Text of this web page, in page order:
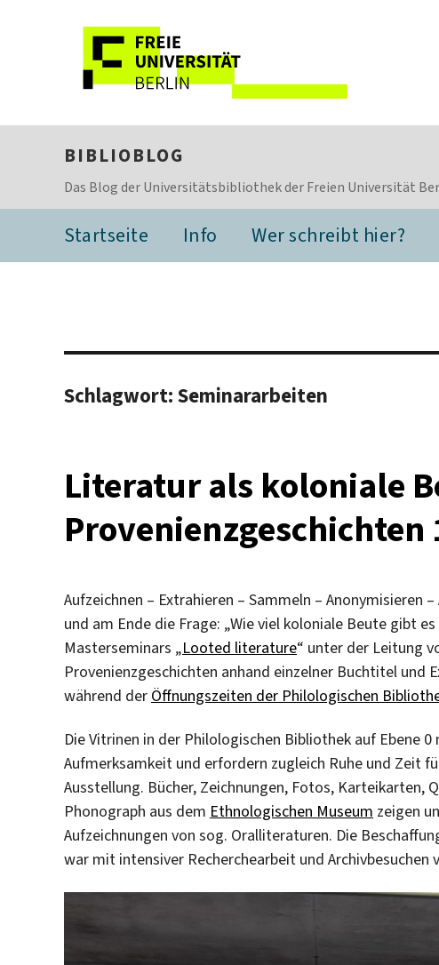
BIBLIOBLOG
Das Blog der Universitätsbibliothek der Freien Universität
Startseite Info Wer schreibt hier?
Schlagwort: Seminararbeiten
Literatur als koloniale
Provenienzgeschichten
Aufzeichnen – Extrahieren – Sammeln – Anonymisieren
und am Ende die Frage: „Wie viel koloniale Beute gibt
Masterseminars „Looted literature“ unter der Leitung
Provenienzgeschichten anhand einzelner Buchtitel und
während der Öffnungszeiten der Philologischen
Die Vitrinen in der Philologischen Bibliothek auf Ebene
Aufmerksamkeit und erfordern zugleich Ruhe und Zeit
Ausstellung. Bücher, Zeichnungen, Fotos, Karteikarten,
Phonograph aus dem Ethnologischen Museum zeigen
Aufzeichnungen von sog. Oralliteraturen. Die
war mit intensiver Recherchearbeit und Archivbesuchen